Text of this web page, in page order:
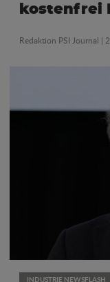
kostenfrei
Redaktion PSI Journal |
INDUSTRIE NEWSFLASH